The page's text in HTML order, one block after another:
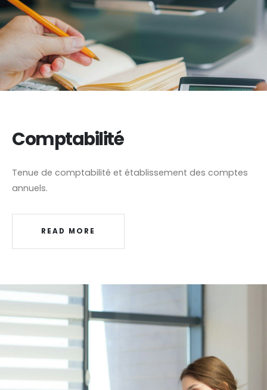
Comptabilité
Tenue de comptabilité et établissement des comptes
annuels.
READ MORE